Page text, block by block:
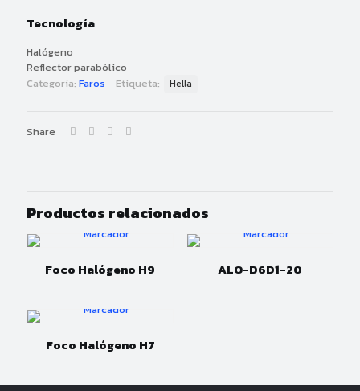
Tecnología
Halógeno
Reflector parabólico
Categoría: Faros Etiqueta: Hella
Share
Productos relacionados
Foco Halógeno H9 ALO-D6D1-20
Foco Halógeno H7